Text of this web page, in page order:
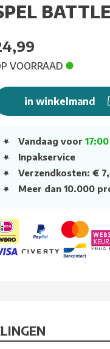
VOORRAAD
in winkelmand
Vandaag voor
Inpakservice
Verzendkosten: €
Meer dan 10.000